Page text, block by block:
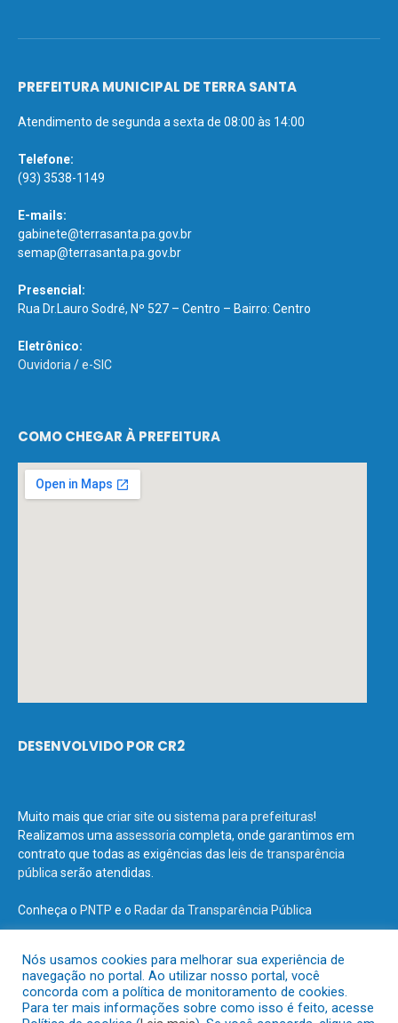
PREFEITURA MUNICIPAL DE TERRA SANTA
Atendimento de segunda a sexta de 08:00 às 14:00
Telefone:
(93) 3538-1149
E-mails:
gabinete@terrasanta.pa.gov.br
semap@terrasanta.pa.gov.br
Presencial:
Rua Dr.Lauro Sodré, Nº 527 – Centro – Bairro: Centro
Eletrônico:
Ouvidoria /e-SIC
COMO CHEGAR À PREFEITURA
DESENVOLVIDO POR CR2
Muito mais que criar site ou sistema para prefeituras!
Realizamos uma assessoria completa, onde garantimos em
contrato que todas as exigências das leis de transparência
pública serão atendidas.
Conheça o PNTP e o Radar da Transparência Pública
Todos os direitos reservados a Prefeitura Municipal de Terra Santa.
Nós usamos cookies para melhorar sua experiência de
navegação no portal. Ao utilizar nosso portal, você
concorda com a política de monitoramento de cookies.
Para ter mais informações sobre como isso é feito, acesse